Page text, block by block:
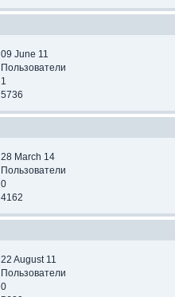
09 June 11
Пользователи
1
5736
28 March 14
Пользователи
0
4162
22 August 11
Пользователи
0